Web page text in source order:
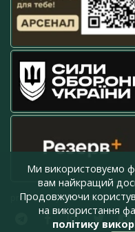
press@armyinform.com.ua
Ми використовуємо
вам найкращий
Продовжуючи
на використання
політику